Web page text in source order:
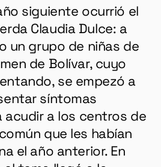
siguiente ocurrió el
Claudia Dulce: a
un grupo de niñas de
de Bolívar, cuyo
se empezó a
síntomas
acudir a los centros de
que les habían
el año anterior. En